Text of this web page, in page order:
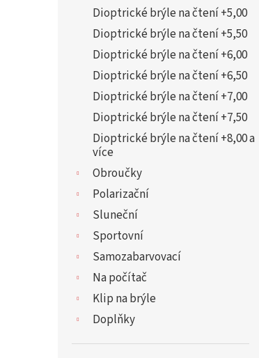
Dioptrické brýle na čtení +5,00
Dioptrické brýle na čtení +5,50
Dioptrické brýle na čtení +6,00
Dioptrické brýle na čtení +6,50
Dioptrické brýle na čtení +7,00
Dioptrické brýle na čtení +7,50
Dioptrické brýle na čtení +8,00 a
více
Obroučky
Polarizační
Sluneční
Sportovní
Samozabarvovací
Na počítač
Klip na brýle
Doplňky